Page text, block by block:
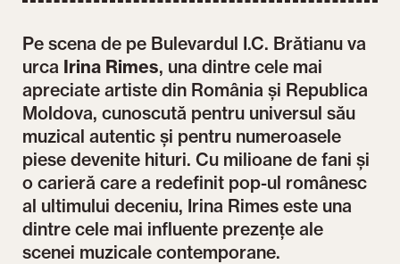
Pe scena de pe Bulevardul I.C. Brătianu va
urca Irina Rimes, una dintre cele mai
apreciate artiste din România și Republica
Moldova, cunoscută pentru universul său
muzical autentic și pentru numeroasele
piese devenite hituri. Cu milioane de fani și
o carieră care a redefinit pop-ul românesc
al ultimului deceniu, Irina Rimes este una
dintre cele mai influente prezențe ale
scenei muzicale contemporane.